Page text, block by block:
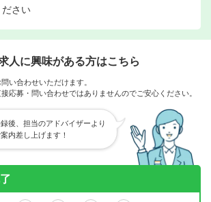
さい
人に興味がある方はこちら
い合わせいただけます。
応募・問い合わせではありませんのでご安心ください。
後、担当のアドバイザーより
内差し上げます！